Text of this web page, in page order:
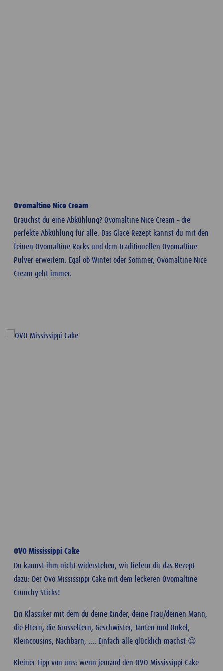
Ovomaltine Nice Cream
Brauchst du eine Abkühlung? Ovomaltine Nice Cream – die
perfekte Abkühlung für alle. Das Glacé Rezept kannst du mit den
feinen Ovomaltine Rocks und dem traditionellen Ovomaltine
Pulver erweitern. Egal ob Winter oder Sommer, Ovomaltine Nice
Cream geht immer.
OVO Mississippi Cake
Du kannst ihm nicht widerstehen, wir liefern dir das Rezept
dazu: Der Ovo Mississippi Cake mit dem leckeren Ovomaltine
Crunchy Sticks!
Ein Klassiker mit dem du deine Kinder, deine Frau/deinen Mann,
die Eltern, die Grosseltern, Geschwister, Tanten und Onkel,
Kleincousins, Nachbarn, .... Einfach alle glücklich machst 😉
Kleiner Tipp von uns: wenn jemand den OVO Mississippi Cake